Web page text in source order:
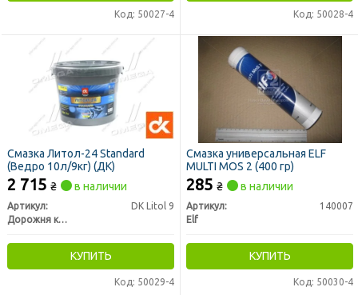
Код: 50027-4 Код: 50028-4
Смазка Литол-24 Standard
(Ведро 10л/9кг) (ДК)
2 715 ₴ в наличии
Артикул:
DK Litol 9
Дорожня карта
КУПИТЬ
Код: 50029-4
Смазка универсальная ELF
MULTI MOS 2 (400 гр)
285 ₴ в наличии
Артикул:
140007
Elf
КУПИТЬ
Код: 50030-4